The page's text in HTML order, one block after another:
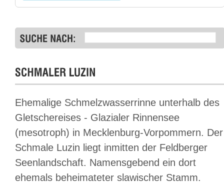
Ehemalige Schmelzwasserrinne unterhalb des
Gletschereises - Glazialer Rinnensee
(mesotroph) in Mecklenburg-Vorpommern. Der
Schmale Luzin liegt inmitten der Feldberger
Seenlandschaft. Namensgebend ein dort
ehemals beheimateter slawischer Stamm.